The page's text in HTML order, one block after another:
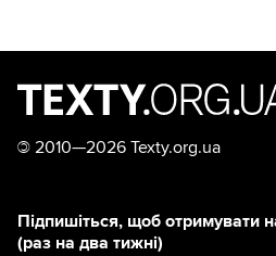
© 2010—2026 Texty.org.ua
Підпишіться, щоб отримувати
(раз на два тижні)